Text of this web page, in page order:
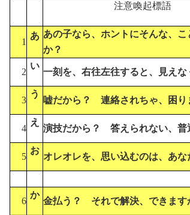
注意喚起標語
1
あ あの子なら、ホントにそんな、こ
か？
2
い
一刻を、右往左往すると、見えな
3
う
嘘だから？ 連絡されちゃ、困り
4
え
演技だから？ 答えられない、普
5
お
オレオレを、思い込むのは、あな
6
か
金払う？ それで解決、できます